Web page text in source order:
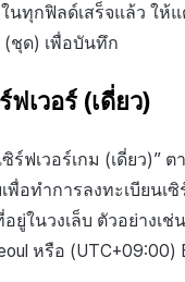
ทุกฟิลด์เสร็จแล้ว ให้แ
(ชุด) เพื่อบันทึก
ฟเวอร์ (เดี่ยว)
ร์ฟเวอร์เกม (เดี่ยว)”
พื่อทำการลงทะเบียนเซิ
ยู่ในวงเล็บ ตัวอย่างเช่
หรือ (UTC+09:00)